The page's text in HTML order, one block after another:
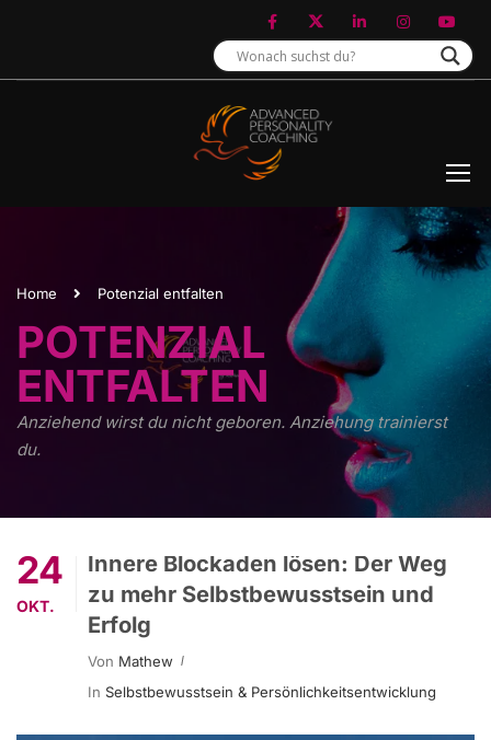
Home Potenzial entfalten
POTENZIAL
ENTFALTEN
Anziehend wirst du nicht geboren. Anziehung trainierst
du.
24
OKT.
Innere Blockaden lösen: Der Weg
zu mehr Selbstbewusstsein und
Erfolg
Von Mathew
In Selbstbewusstsein & Persönlichkeitsentwicklung